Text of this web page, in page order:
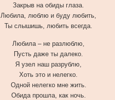
Закрыв на обиды глаза.
Любила, люблю и буду любить,
Ты слышишь, любить всегда.
Любила – не разлюблю,
Пусть даже ты далеко.
Я узел наш разрублю,
Хоть это и нелегко.
Одной нелегко мне жить.
Обида прошла, как ночь.